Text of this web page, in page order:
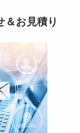
＆お見積り